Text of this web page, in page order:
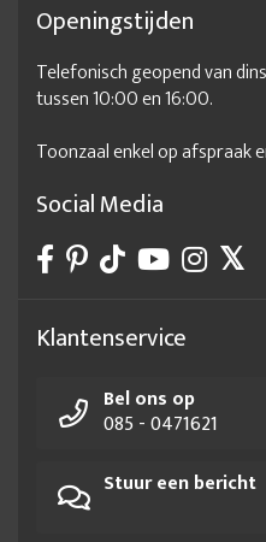
Openingstijden
Telefonisch geopend van
tussen 10:00 en 16:00.
Toonzaal enkel op afspraak
Social Media
Klantenservice
Bel ons op
085 - 0471621
Stuur een bericht